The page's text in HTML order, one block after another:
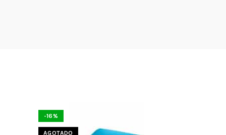
-16%
AGOTADO